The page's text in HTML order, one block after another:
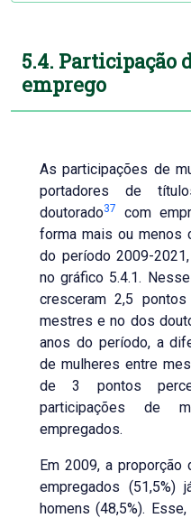
5.4. Participação
emprego
As participações de
portadores de
doutorado37
com
forma mais ou menos
do período 2009-
no gráfico 5.4.1.
cresceram 2,5
mestres e no dos
anos do período, a
de mulheres entre
de 3 pontos
participações de
empregados.
Em 2009, a
empregados
homens (48,5%).